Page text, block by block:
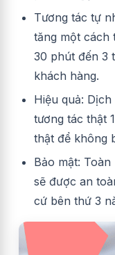
Tương tác tự
tăng một cách
30 phút đến 3
khách hàng.
Hiệu quả:
tương tác thật
thật để không
Bảo mật:
sẽ được an
cứ bên thứ 3